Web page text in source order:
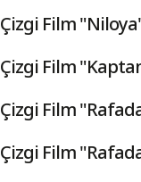
Çizgi Film
Çizgi Film
Çizgi Film
Çizgi Film